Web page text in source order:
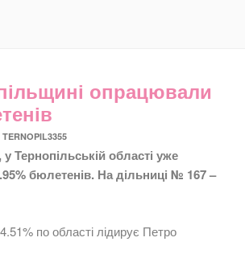
опрацювали
TERNOPIL3355
Тернопільській області уже
бюлетенів. На дільниці № 167 –
по області лідирує Петро